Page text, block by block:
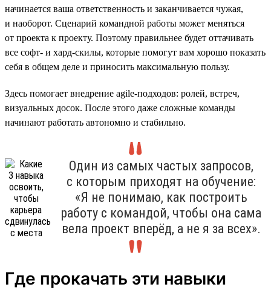
начинается ваша ответственность и заканчивается чужая,
и наоборот. Сценарий командной работы может меняться
от проекта к проекту. Поэтому правильнее будет оттачивать
все софт- и хард-скилы, которые помогут вам хорошо показать
себя в общем деле и приносить максимальную пользу.
Здесь помогает внедрение agile-подходов: ролей, встреч,
визуальных досок. После этого даже сложные команды
начинают работать автономно и стабильно.
Один из самых частых запросов,
с которым приходят на обучение:
«Я не понимаю, как построить
работу с командой, чтобы она сама
вела проект вперёд, а не я за всех».
Где прокачать эти навыки